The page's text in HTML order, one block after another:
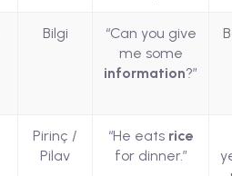
Bilgi
“Can you give
me some
information?”
Pirinç /
Pilav
“He eats rice
for dinner.”